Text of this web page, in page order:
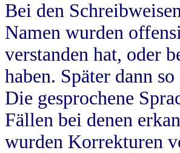
Bei den
Namen wurden
verstanden hat, oder
haben. Später dann
Die gesprochene
Fällen bei denen
wurden Korrekturen